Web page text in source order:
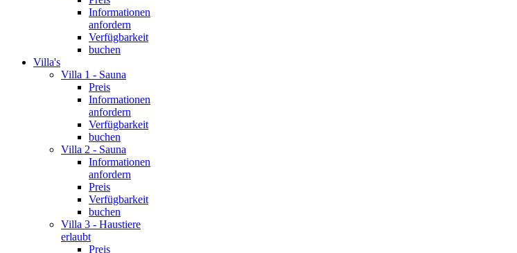
Informationen
anfordern
Verfügbarkeit
buchen
Villa's
Villa 1 - Sauna
Preis
Informationen
anfordern
Verfügbarkeit
buchen
Villa 2 - Sauna
Informationen
anfordern
Preis
Verfügbarkeit
buchen
Villa 3 - Haustiere
erlaubt
Preis